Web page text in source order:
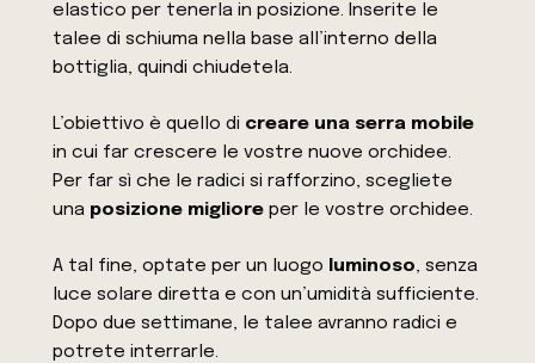
elastico per tenerla in posizione. Inserite le
talee di schiuma nella base all’interno della
bottiglia, quindi chiudetela.
L’obiettivo è quello di creare una serra mobile
in cui far crescere le vostre nuove orchidee.
Per far sì che le radici si rafforzino, scegliete
una posizione migliore per le vostre orchidee.
A tal fine, optate per un luogo luminoso, senza
luce solare diretta e con un’umidità sufficiente.
Dopo due settimane, le talee avranno radici e
potrete interrarle.